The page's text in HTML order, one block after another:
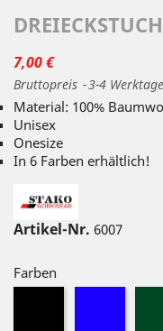
7,00 €
Bruttopreis 3-4 Werktage
Material: 100%
Unisex
Onesize
In 6 Farben erhältlich!
Artikel-Nr. 6007
Farben